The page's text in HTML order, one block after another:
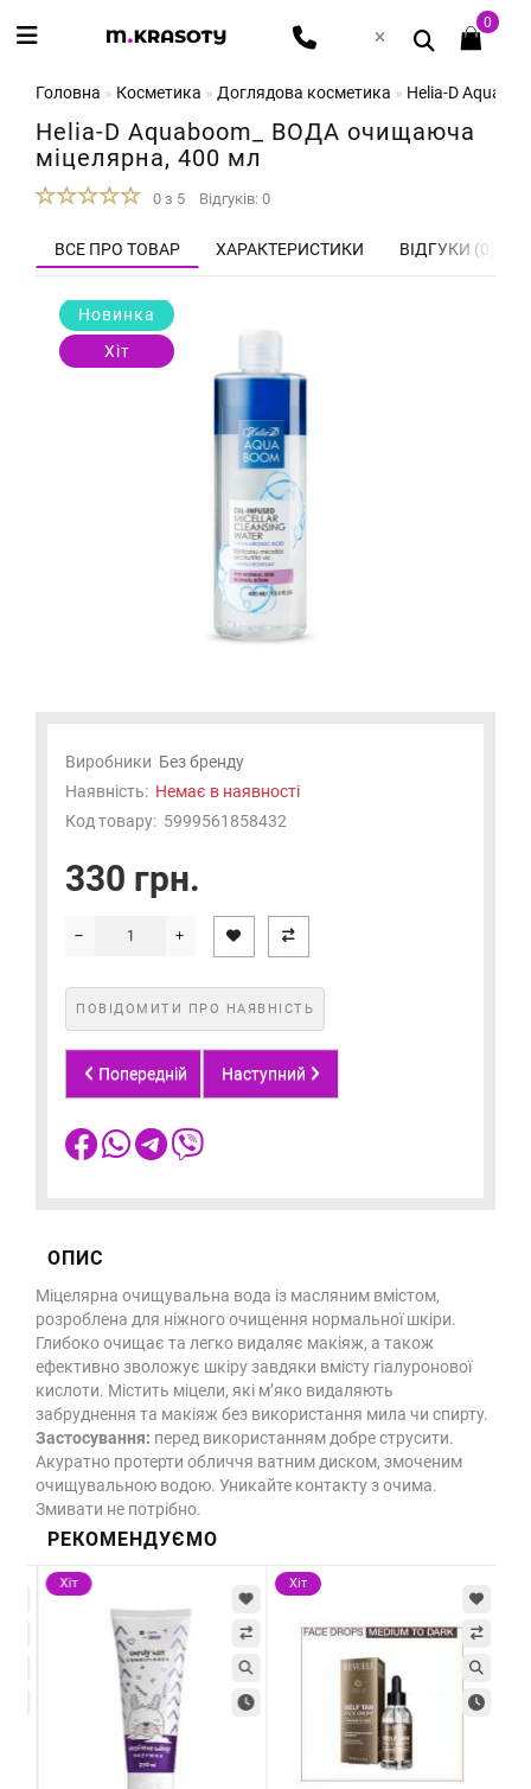
0
Головна Косметика Доглядова косметика Helia-D
Helia-D Aquaboom_ ВОДА очищаюча
міцелярна, 400 мл
0 з 5 Відгуків: 0
ВСЕ ПРО ТОВАР ХАРАКТЕРИСТИКИ ВІДГУКИ (0)
Новинка
Хіт
Виробники Без бренду
Наявність: Немає в наявності
Код товару: 5999561858432
330 грн.
ПОВІДОМИТИ ПРО НАЯВНІСТЬ
Попередній Наступний
ОПИС
Міцелярна очищувальна вода із масляним вмістом,
розроблена для ніжного очищення нормальної шкіри.
Глибоко очищає та легко видаляє макіяж, а також
ефективно зволожує шкіру завдяки вмісту гіалуронової
кислоти. Містить міцели, які м’яко видаляють
забруднення та макіяж без використання мила чи спирту.
Застосування: перед використанням добре струсити.
Акуратно протерти обличчя ватним диском, змоченим
очищувальною водою. Уникайте контакту з очима.
Змивати не потрібно.
РЕКОМЕНДУЄМО
Хіт Хіт